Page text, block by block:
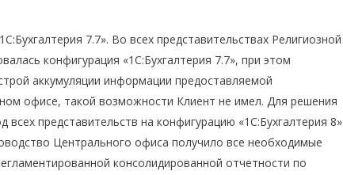
7.7». Во всех представительствах Религиозной
конфигурация «1С:Бухгалтерия 7.7», при этом
аккумуляции информации предоставляемой
офисе, такой возможности Клиент не имел. Для решения
представительств на конфигурацию «1С:Бухгалтерия 8»
Центрального офиса получило все необходимые
консолидированной отчетности по